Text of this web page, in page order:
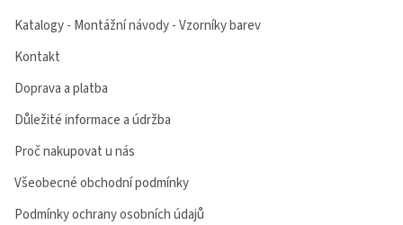
Katalogy - Montážní návody - Vzorníky barev
Kontakt
Doprava a platba
Důležité informace a údržba
Proč nakupovat u nás
Všeobecné obchodní podmínky
Podmínky ochrany osobních údajů